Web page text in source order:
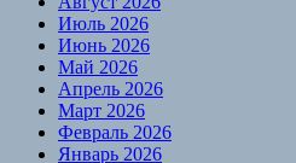
Июль 2026
Июнь 2026
Май 2026
Апрель 2026
Март 2026
Февраль 2026
Январь 2026